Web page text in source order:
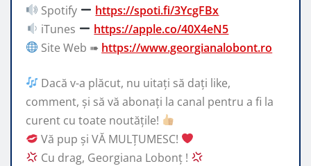
Spotify
https://spoti.fi/3YcgFBx
iTunes
https://apple.co/40X4eN5
Site Web ➠ https://www.georgianalobont.ro
Dacă v-a plăcut, nu uitați să dați like,
comment, și să vă abonați la canal pentru a fi la
curent cu toate noutățile!
Vă pup și VĂ MULȚUMESC!
Cu drag, Georgiana Lobonț !